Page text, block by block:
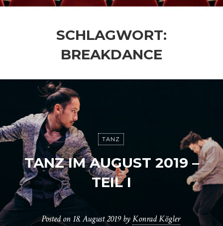
SCHLAGWORT:
BREAKDANCE
TANZ
TANZ IM AUGUST 2019 –
TEIL I
Posted on 18. August 2019 byKonrad Kögler